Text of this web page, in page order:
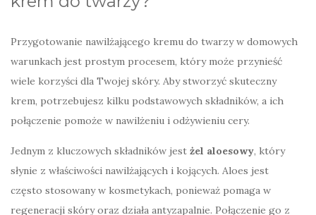
Przygotowanie nawilżającego kremu do twarzy w domowych
warunkach jest prostym procesem, który może przynieść
wiele korzyści dla Twojej skóry. Aby stworzyć skuteczny
krem, potrzebujesz kilku podstawowych składników, a ich
połączenie pomoże w nawilżeniu i odżywieniu cery.
Jednym z kluczowych składników jest żel aloesowy, który
słynie z właściwości nawilżających i kojących. Aloes jest
często stosowany w kosmetykach, ponieważ pomaga w
regeneracji skóry oraz działa antyzapalnie. Połączenie go z